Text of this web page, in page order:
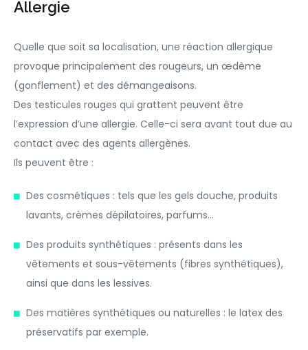
Allergie
Quelle que soit sa localisation, une réaction allergique
provoque principalement des rougeurs, un œdème
(gonflement) et des démangeaisons.
Des testicules rouges qui grattent peuvent être
l’expression d’une allergie. Celle-ci sera avant tout due au
contact avec des agents allergènes.
Ils peuvent être :
Des cosmétiques : tels que les gels douche, produits
lavants, crèmes dépilatoires, parfums…
Des produits synthétiques : présents dans les
vêtements et sous-vêtements (fibres synthétiques),
ainsi que dans les lessives.
Des matières synthétiques ou naturelles : le latex des
préservatifs par exemple.